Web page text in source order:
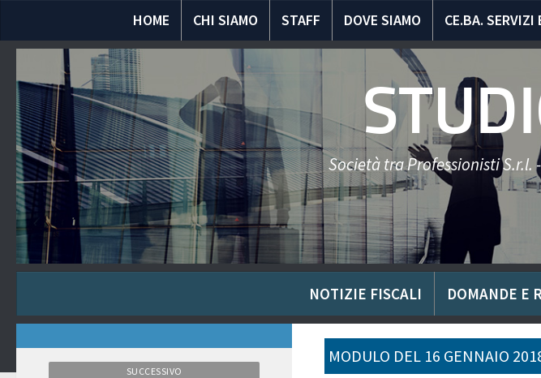
HOME CHI SIAMO STAFF DOVE SIAMO CE.BA.
Società tra Professionisti
NOTIZIE FISCALI DOMANDE E
MODULO DEL 16 GENNAIO
SUCCESSIVO